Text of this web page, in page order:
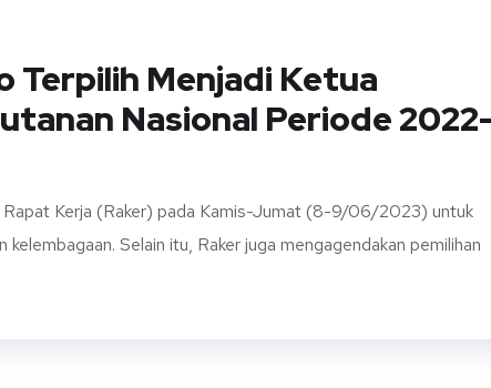
Terpilih Menjadi Ketua
Nasional Periode
Kerja (Raker) pada Kamis-Jumat (8-9/06/2023) untuk
Selain itu, Raker juga mengagendakan pemilihan